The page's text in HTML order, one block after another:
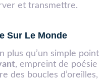
et transmettre.
Sur Le Monde
plus qu’un simple point
, empreint de poésie
des boucles d’oreilles,